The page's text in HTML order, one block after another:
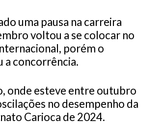
uma pausa na carreira
voltou a se colocar no
porém o
a concorrência.
onde esteve entre outubro
no desempenho da
Carioca de 2024.